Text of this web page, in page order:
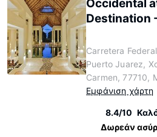
Occidental
Destination
Carretera
Puerto Juarez,
Carmen, 77710,
Εμφάνιση χάρτη
8.4/10
Δωρεάν